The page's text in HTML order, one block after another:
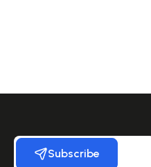
Subscribe